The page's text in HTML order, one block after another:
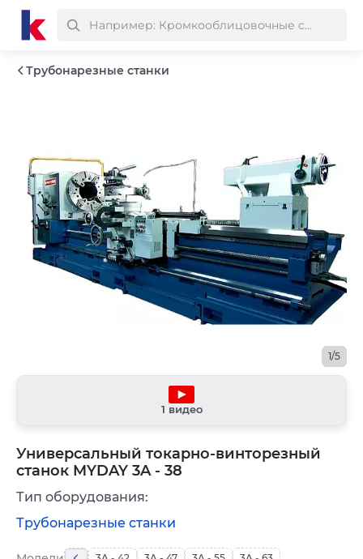
Трубонарезные станки
Универсальный токарно-винторезный
станок MYDAY 3A - 38
1/5
1 видео
Тип оборудования:
Трубонарезные станки